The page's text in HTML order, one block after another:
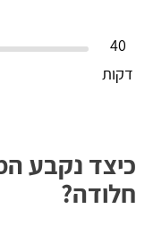
40
דקות
כיצד נקבע
חלודה?